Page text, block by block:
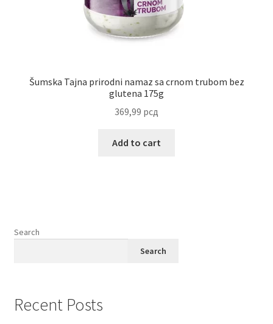
Šumska Tajna prirodni namaz sa crnom trubom bez
glutena 175g
369,99 рсд
Add to cart
Search
Search
Recent Posts